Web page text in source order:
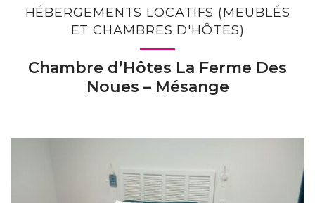
HÉBERGEMENTS LOCATIFS (MEUBLÉS
ET CHAMBRES D'HÔTES)
Chambre d’Hôtes La Ferme Des
Noues – Mésange